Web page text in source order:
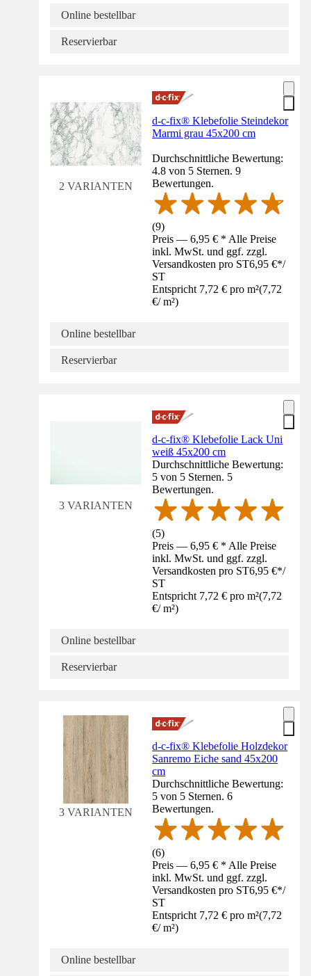
Online bestellbar
Reservierbar
2 VARIANTEN
d-c-fix® Klebefolie Steindekor
Marmi grau 45x200 cm
Durchschnittliche Bewertung:
4.8 von 5 Sternen. 9
Bewertungen.
(9)
Preis — 6,95 € * Alle Preise
inkl. MwSt. und ggf. zzgl.
Versandkosten pro ST6,95 €*/
ST
Entspricht 7,72 € pro m²(7,72
€/ m²)
Online bestellbar
Reservierbar
3 VARIANTEN
d-c-fix® Klebefolie Lack Uni
weiß 45x200 cm
Durchschnittliche Bewertung:
5 von 5 Sternen. 5
Bewertungen.
(5)
Preis — 6,95 € * Alle Preise
inkl. MwSt. und ggf. zzgl.
Versandkosten pro ST6,95 €*/
ST
Entspricht 7,72 € pro m²(7,72
€/ m²)
Online bestellbar
Reservierbar
3 VARIANTEN
d-c-fix® Klebefolie Holzdekor
Sanremo Eiche sand 45x200
cm
Durchschnittliche Bewertung:
5 von 5 Sternen. 6
Bewertungen.
(6)
Preis — 6,95 € * Alle Preise
inkl. MwSt. und ggf. zzgl.
Versandkosten pro ST6,95 €*/
ST
Entspricht 7,72 € pro m²(7,72
€/ m²)
Online bestellbar